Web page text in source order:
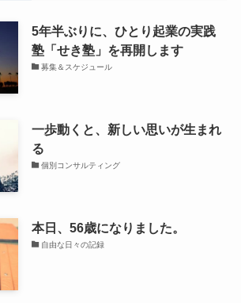
5年半ぶりに、ひとり起業の実践
塾「せき塾」を再開します
募集＆スケジュール
一歩動くと、新しい思いが生まれ
る
個別コンサルティング
本日、56歳になりました。
自由な日々の記録